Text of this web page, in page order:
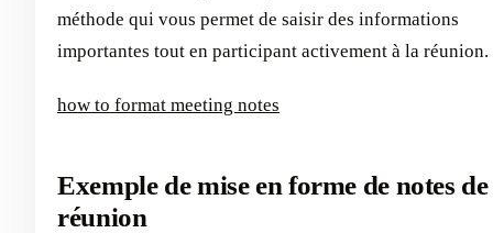
méthode qui vous permet de saisir des informations
importantes tout en participant activement à la réunion.
how to format meeting notes
Exemple de mise en forme de notes de
réunion